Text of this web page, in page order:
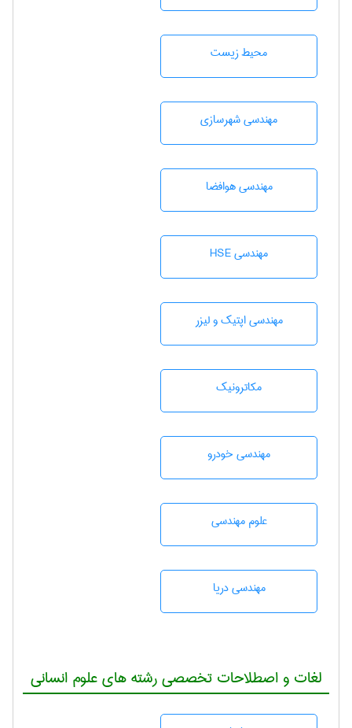
محيط زيست
مهندسی شهرسازی
مهندسی هوافضا
مهندسی HSE
مهندسی اپتیک و لیزر
مکاترونیک
مهندسی خودرو
علوم مهندسی
مهندسی دریا
لغات و اصطلاحات تخصصی رشته های علوم انسانی